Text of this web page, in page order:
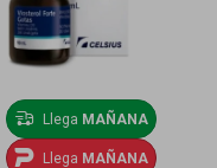
Llega MAÑANA
Llega MAÑANA